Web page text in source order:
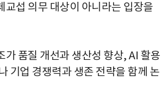
교섭 의무 대상이 아니라는 입장을
품질 개선과 생산성 향상, AI 활용
기업 경쟁력과 생존 전략을 함께 논